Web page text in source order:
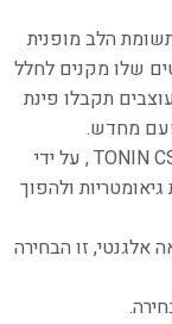
הלב מופנית
שלו מקנים לחלל
תקבלו פינת
מחדש.
TONIN, על ידי
ולהפוך
זו הבחירה